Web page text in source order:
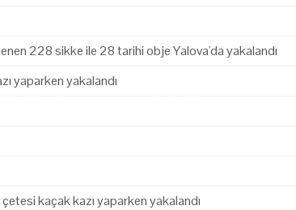
228 sikke ile 28 tarihi obje Yalova'da yakalandı
yaparken yakalandı
kaçak kazı yaparken yakalandı